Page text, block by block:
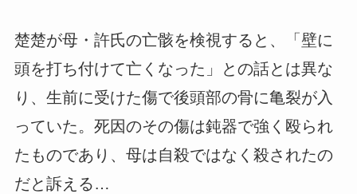
楚楚が母・許氏の亡骸を検視すると、「壁に
頭を打ち付けて亡くなった」との話とは異な
り、生前に受けた傷で後頭部の骨に亀裂が入
っていた。死因のその傷は鈍器で強く殴られ
たものであり、母は自殺ではなく殺されたの
だと訴える…